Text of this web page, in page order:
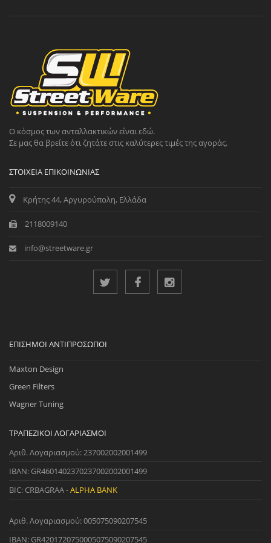
Ο κόσμος των ανταλλακτικών είναι εδώ.
Σε μας θα βρείτε ότι ζητάτε στις καλύτερες τιμές της αγοράς.
ΣΤΟΙΧΕΊΑ ΕΠΙΚΟΙΝΩΝΊΑΣ
Κρήτης 44, Αργυρούπολη, Ελλάδα
2118009140
info@streetware.gr
ΕΠΊΣΗΜΟΙ ΑΝΤΙΠΡΌΣΩΠΟΙ
Maxton Design
Green Filters
Wagner Tuning
ΤΡΑΠΕΖΙΚΟΊ ΛΟΓΑΡΙΑΣΜΟΊ
Αριθ. Λογαριασμού: 237002002001499
IBAN: GR4601402370237002002001499
BIC: CRBAGRAA -ALPHA BANK
Αριθ. Λογαριασμού: 005075090207545
IBAN: GR4201720750005075090207545